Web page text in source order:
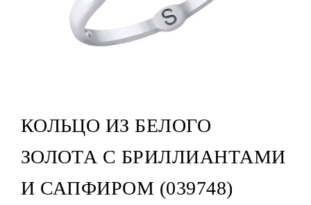
КОЛЬЦО ИЗ БЕЛОГО
ЗОЛОТА С БРИЛЛИАНТАМИ
И САПФИРОМ (039748)